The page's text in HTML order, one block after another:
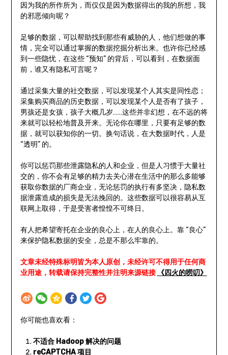
因为我的所作所为，而仅仅是因为数据得出的我的所想，我
的邪恶倾向呢？
足够的数据，可以帮助找到那些有威胁的人，他们想做的事
情，完全可以通过掌握的数据挖掘分析出来。也许你已经感
到一些隐忧，在这些 “预知” 的背后，可以看到，在数据面
前，谁又有隐私可言呢？
通过采集大量的社交数据，可以发现某个人其实是同性恋；
采集购买商品的历史数据，可以发现某个人是否有了孩子，
男孩还是女孩，孩子大概几岁……这些并非幻想，在不远的将
来就可以轻松地普及开来。无论你在哪里，只要有足够的数
据，就可以获知你的一切。换句话说，在大数据时代，人是
“透明” 的。
你可以惩罚那些泄露隐私的人和企业，但是人习惯于大量社
交的，你不会有足够的精力去关心潜在生活中的那么多能够
获取你数据的厂商企业，无论惩罚的执行有多坚决，隐私数
据泄露造成的损失是无法挽回的。这些数据可以很容易从互
联网上取得，于是受害者惶惶不可终日。
有人把希望寄托在企业的良心上，在人的良心上。靠 “良心”
来保护隐私数据的安全，总是不那么牢靠的。
文章未经特殊标明皆为本人原创，未经许可不得用于任何商
业用途，转载请保持完整性并注明来源链接
《四火的唠叨》
你可能也喜欢看：
不适合 Hadoop 解决的问题
reCAPTCHA 项目